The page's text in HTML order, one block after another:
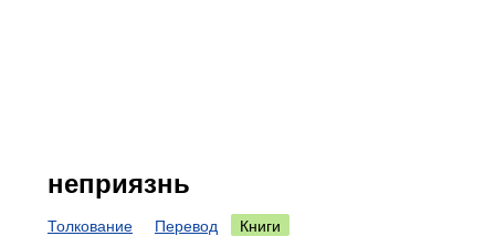
неприязнь
Толкование Перевод
Книги